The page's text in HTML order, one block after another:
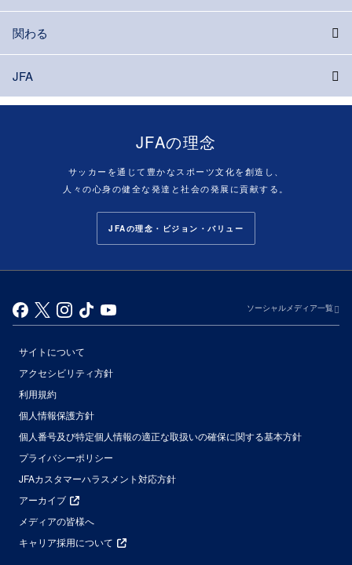
関わる
JFA
JFAの理念
サッカーを通じて豊かなスポーツ文化を創造し、
人々の心身の健全な発達と社会の発展に貢献する。
JFAの理念・ビジョン・バリュー
ソーシャルメディア一覧
サイトについて
アクセシビリティ方針
利用規約
個人情報保護方針
個人番号及び特定個人情報の適正な取扱いの確保に関する基本方針
プライバシーポリシー
JFAカスタマーハラスメント対応方針
アーカイブ
メディアの皆様へ
キャリア採用について